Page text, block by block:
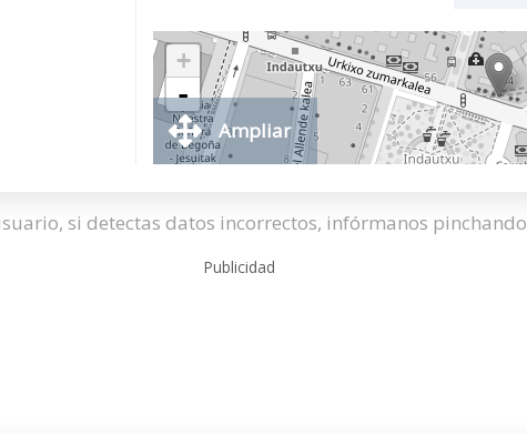
+
-
Ampliar
si detectas datos incorrectos, infórmanos pinchando
Publicidad